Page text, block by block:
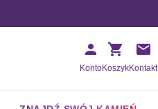
KontoKoszykKontakt